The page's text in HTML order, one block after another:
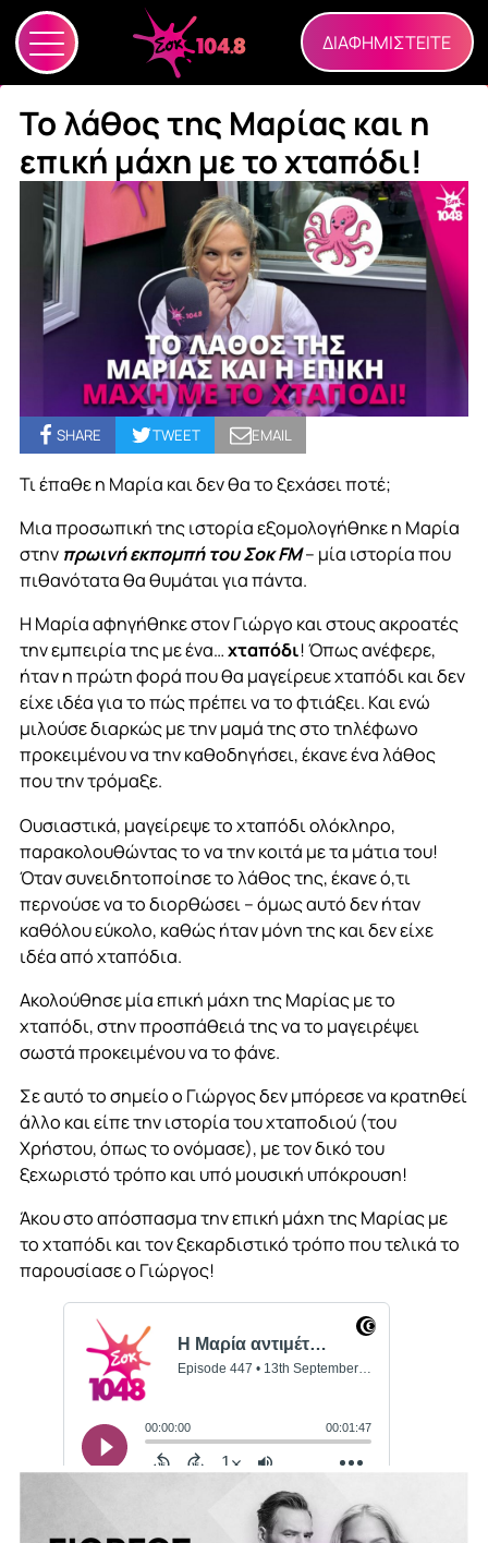
ΔΙΑΦΗΜΙΣΤΕΙΤΕ
Το λάθος της Μαρίας και η
επική μάχη με το χταπόδι!
SHARE TWEET EMAIL
Τι έπαθε η Μαρία και δεν θα το ξεχάσει ποτέ;
Μια προσωπική της ιστορία εξομολογήθηκε η Μαρία
στην πρωινή εκπομπή του Σοκ FM– μία ιστορία που
πιθανότατα θα θυμάται για πάντα.
Η Μαρία αφηγήθηκε στον Γιώργο και στους ακροατές
την εμπειρία της με ένα…χταπόδι! Όπως ανέφερε,
ήταν η πρώτη φορά που θα μαγείρευε χταπόδι και δεν
είχε ιδέα για το πώς πρέπει να το φτιάξει. Και ενώ
μιλούσε διαρκώς με την μαμά της στο τηλέφωνο
προκειμένου να την καθοδηγήσει, έκανε ένα λάθος
που την τρόμαξε.
Ουσιαστικά, μαγείρεψε το χταπόδι ολόκληρο,
παρακολουθώντας το να την κοιτά με τα μάτια του!
Όταν συνειδητοποίησε το λάθος της, έκανε ό,τι
περνούσε να το διορθώσει – όμως αυτό δεν ήταν
καθόλου εύκολο, καθώς ήταν μόνη της και δεν είχε
ιδέα από χταπόδια.
Ακολούθησε μία επική μάχη της Μαρίας με το
χταπόδι, στην προσπάθειά της να το μαγειρέψει
σωστά προκειμένου να το φάνε.
Σε αυτό το σημείο ο Γιώργος δεν μπόρεσε να κρατηθεί
άλλο και είπε την ιστορία του χταποδιού (του
Χρήστου, όπως το ονόμασε), με τον δικό του
ξεχωριστό τρόπο και υπό μουσική υπόκρουση!
Άκου στο απόσπασμα την επική μάχη της Μαρίας με
το χταπόδι και τον ξεκαρδιστικό τρόπο που τελικά το
παρουσίασε ο Γιώργος!